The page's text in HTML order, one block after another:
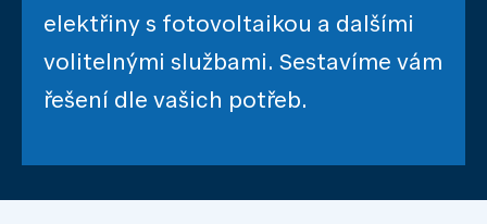
elektřiny s fotovoltaikou a dalšími
volitelnými službami. Sestavíme vám
řešení dle vašich potřeb.